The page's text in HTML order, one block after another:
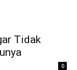
Tidak
0